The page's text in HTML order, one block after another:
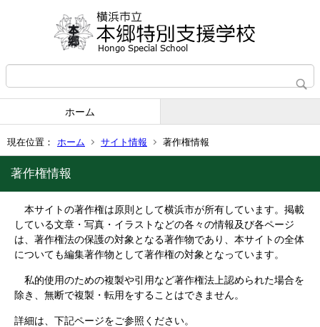
ホーム
現在位置： ホーム サイト情報 著作権情報
著作権情報
本サイトの著作権は原則として横浜市が所有しています。掲載
している文章・写真・イラストなどの各々の情報及び各ページ
は、著作権法の保護の対象となる著作物であり、本サイトの全体
についても編集著作物として著作権の対象となっています。
私的使用のための複製や引用など著作権法上認められた場合を
除き、無断で複製・転用をすることはできません。
詳細は、下記ページをご参照ください。